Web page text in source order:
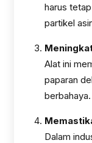
harus
partikel
Alat ini
paparan
berbahaya.
Dalam